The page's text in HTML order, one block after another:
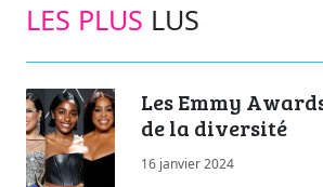
LES PLUS LUS
Les Emmy
de la diversité
16 janvier 2024